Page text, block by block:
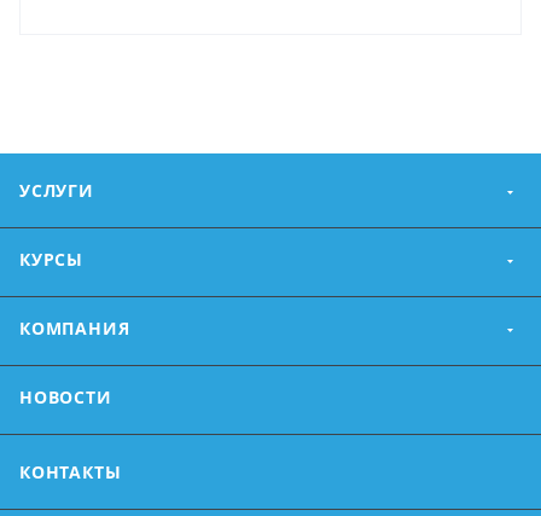
УСЛУГИ
КУРСЫ
КОМПАНИЯ
НОВОСТИ
КОНТАКТЫ